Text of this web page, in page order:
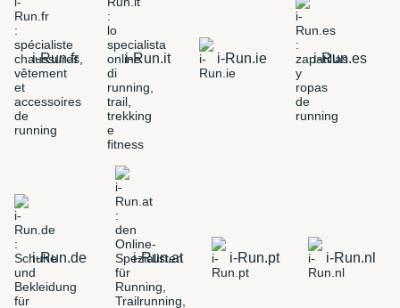
i-Run.fr i-Run.it i-Run.ie i-Run.es
i-Run.de i-Run.at i-Run.pt i-Run.nl